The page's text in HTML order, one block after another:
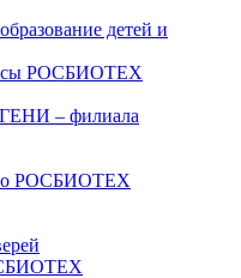
детей и
РОСБИОТЕХ
– филиала
РОСБИОТЕХ